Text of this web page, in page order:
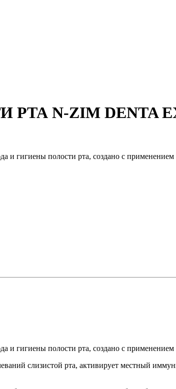
N-ZIM DENTA
и гигиены полости рта, создано с
и гигиены полости рта, создано с
слизистой рта, активирует местный